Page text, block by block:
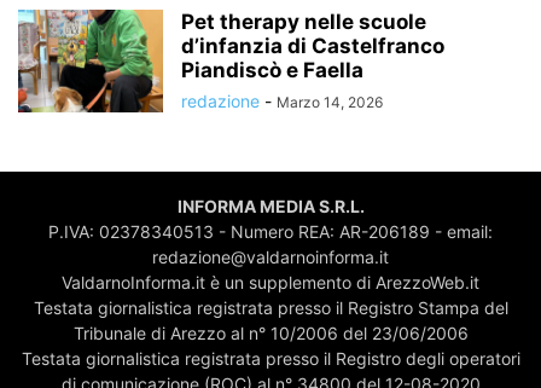
Pet therapy nelle scuole
d’infanzia di Castelfranco
Piandiscò e Faella
redazione - Marzo 14, 2026
INFORMA MEDIA S.R.L.
P.IVA: 02378340513 - Numero REA: AR-206189 - email:
redazione@valdarnoinforma.it
ValdarnoInforma.it è un supplemento di ArezzoWeb.it
Testata giornalistica registrata presso il Registro Stampa del
Tribunale di Arezzo al n° 10/2006 del 23/06/2006
Testata giornalistica registrata presso il Registro degli operatori
di comunicazione (ROC) al n° 34800 del 12-08-2020